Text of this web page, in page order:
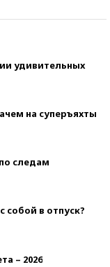
удивительных
на суперъяхты
следам
собой в отпуск?
– 2026